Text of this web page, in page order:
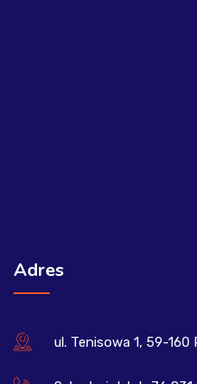
Adres
ul. Tenisowa 1, 59-160